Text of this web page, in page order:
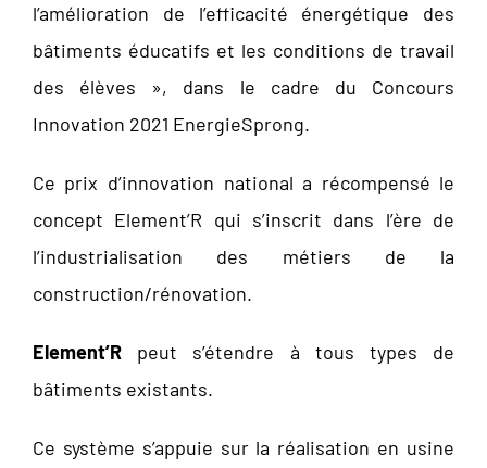
l’amélioration de l’efficacité énergétique des
bâtiments éducatifs et les conditions de travail
des élèves », dans le cadre du Concours
Innovation 2021 EnergieSprong.
Ce prix d’innovation national a récompensé le
concept Element’R qui s’inscrit dans l’ère de
l’industrialisation des métiers de la
construction/rénovation.
Element’Rpeut s’étendre à tous types de
bâtiments existants.
Ce système s’appuie sur la réalisation en usine